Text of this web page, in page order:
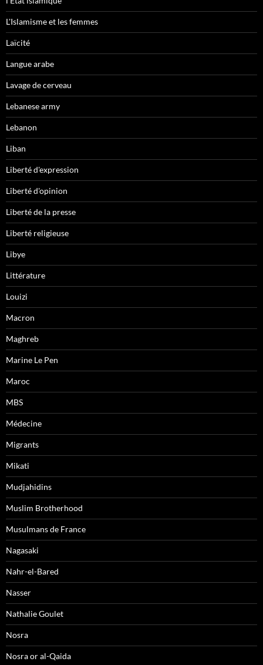
L'Islamisme et les femmes
Laïcité
Langue arabe
Lavage de cerveau
Lebanese army
Lebanon
Liban
Liberté d'expression
Liberté d'opinion
Liberté de la presse
Liberté religieuse
Libye
Littérature
Louizi
Macron
Maghreb
Marine Le Pen
Maroc
MBS
Médecine
Migrants
Mikati
Mudjahidins
Muslim Brotherhood
Musulmans de France
Nagasaki
Nahr-el-Bared
Nasser
Nathalie Goulet
Nosra
Nosra or al-Qaida